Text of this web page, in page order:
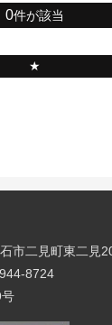
0件が該当
★
市二見町東二見
8724